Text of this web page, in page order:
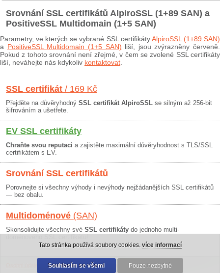
Srovnání SSL certifikátů AlpiroSSL (1+89 SAN) a
PositiveSSL Multidomain (1+5 SAN)
Parametry, ve kterých se vybrané SSL certifikátyAlpiroSSL (1+89 SAN)
a PositiveSSL Multidomain (1+5 SAN) liší, jsou zvýrazněny červeně.
Pokud z tohoto srovnání není zřejmé, v čem se zvolené SSL certifikáty
liší, neváhejte nás kdykoliv kontaktovat
SSL certifikát / 169 Kč
Přejděte na důvěryhodný SSL certifikát AlpiroSSL se silným až 256-bit
šifrováním a ušetřete.
EV SSL certifikáty
Chraňte svou reputaci a zajistěte maximální důvěryhodnost s TLS/SSL
certifikátem s EV.
Srovnání SSL certifikátů
Porovnejte si všechny výhody i nevýhody nejžádanějších SSL certifikátů
— bez obalu.
Multidoménové (SAN)
Skonsolidujte všechny své SSL certifikáty do jednoho multi-
Obchodní podmínky|30 dní záruka
Tato stránka používá soubory cookies. více informací
Souhlasím se všemi Pouze nezbytné